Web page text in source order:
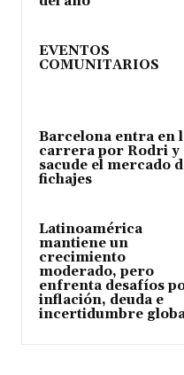
EVENTOS
COMUNITARIOS
Barcelona entra en
carrera por Rodri y
sacude el mercado
fichajes
Latinoamérica
mantiene un
crecimiento
moderado, pero
enfrenta desafíos
inflación, deuda e
incertidumbre